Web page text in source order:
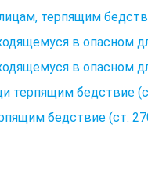
терпящим
в опасном
в опасном
терпящим бедствие
бедствие (ст.